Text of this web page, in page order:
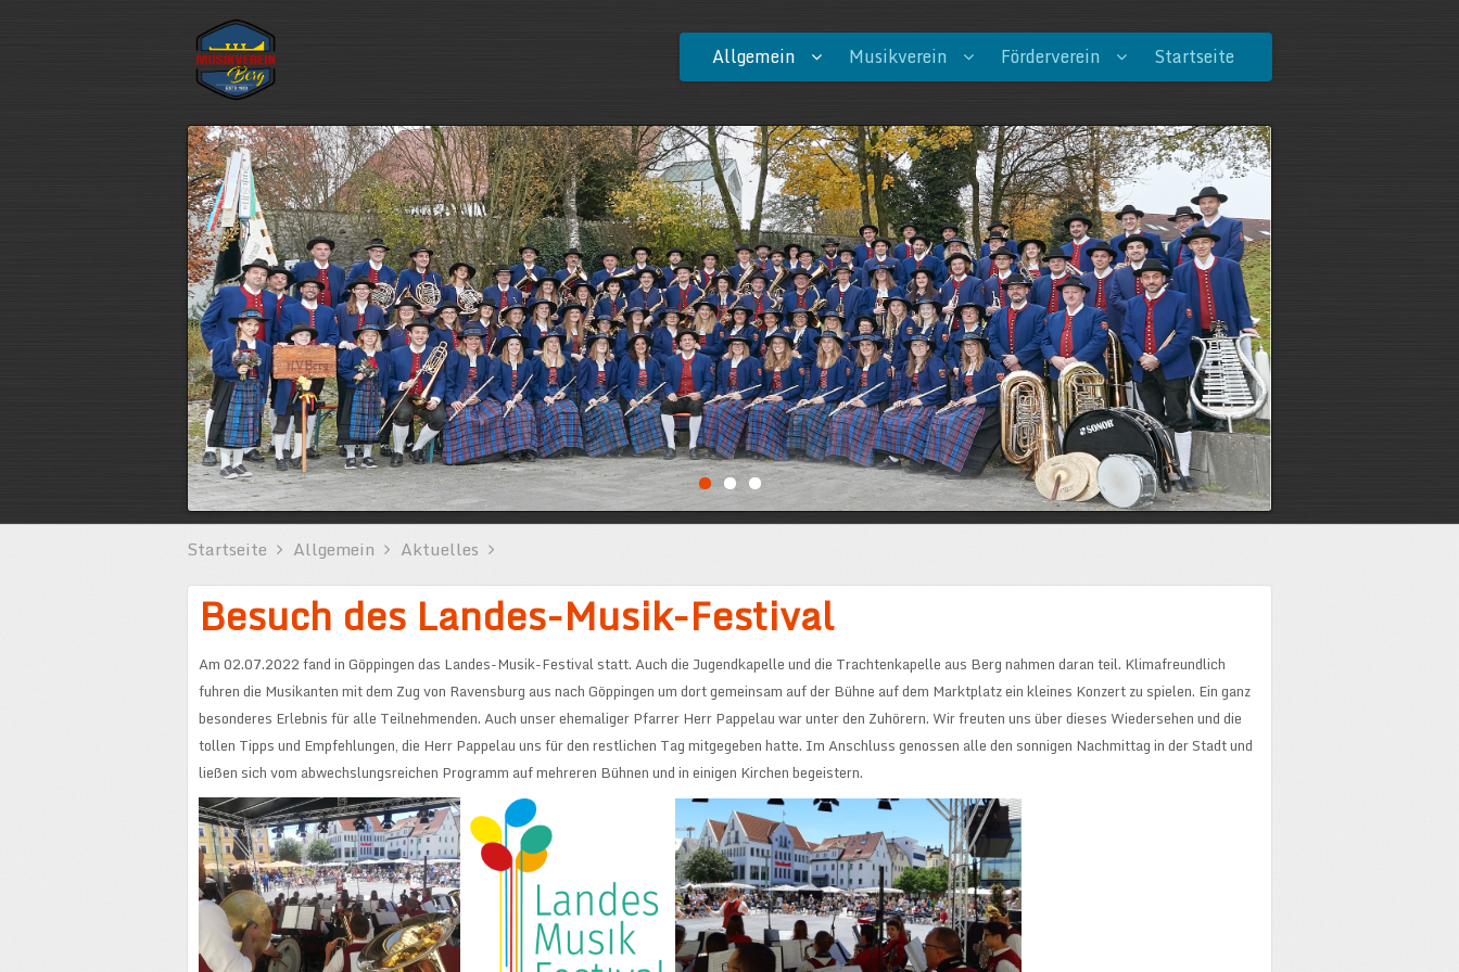
Allgemein Musikverein Förderverein Startseite
Startseite Allgemein Aktuelles
Besuch des Landes-Musik-Festival
Am 02.07.2022 fand in Göppingen das Landes-Musik-Festival statt. Auch die Jugendkapelle und die Trachtenkapelle aus Berg nahmen daran teil. Klimafreundlich
fuhren die Musikanten mit dem Zug von Ravensburg aus nach Göppingen um dort gemeinsam auf der Bühne auf dem Marktplatz ein kleines Konzert zu spielen. Ein ganz
besonderes Erlebnis für alle Teilnehmenden. Auch unser ehemaliger Pfarrer Herr Pappelau war unter den Zuhörern. Wir freuten uns über dieses Wiedersehen und die
tollen Tipps und Empfehlungen, die Herr Pappelau uns für den restlichen Tag mitgegeben hatte. Im Anschluss genossen alle den sonnigen Nachmittag in der Stadt und
ließen sich vom abwechslungsreichen Programm auf mehreren Bühnen und in einigen Kirchen begeistern.